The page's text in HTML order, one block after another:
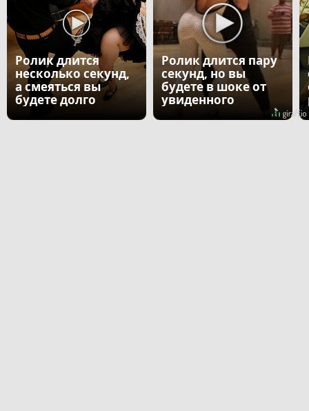
Ролик длится
несколько секунд,
а смеяться вы
будете долго
Ролик длится пару
секунд, но вы
будете в шоке от
увиденного